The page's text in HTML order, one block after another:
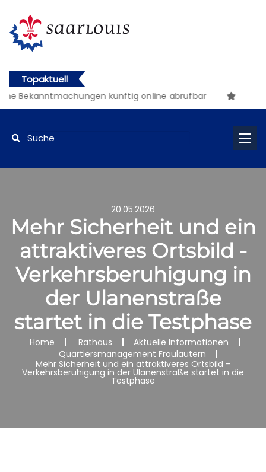
Topaktuell
Bekanntmachungen künftig online abrufbar
20.05.2026
Mehr Sicherheit und ein
attraktiveres Ortsbild -
Verkehrsberuhigung in
der Ulanenstraße
startet in die Testphase
Home Rathaus
Aktuelle Informationen
Quartiersmanagement Fraulautern
Mehr Sicherheit und ein attraktiveres Ortsbild -
Verkehrsberuhigung in der Ulanenstraße startet in die
Testphase